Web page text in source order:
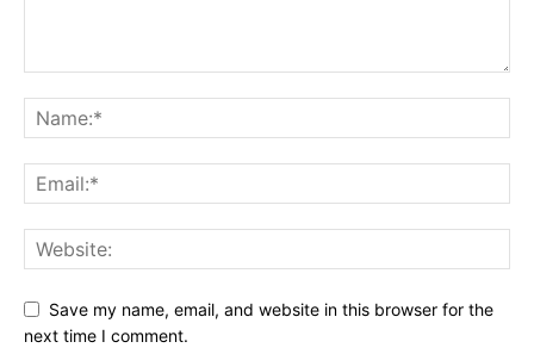
Save my name, email, and website in this browser for the
next time I comment.